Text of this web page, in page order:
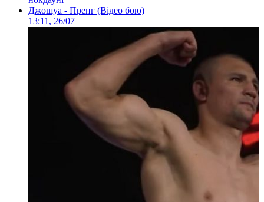
Джошуа - Пренг (Відео бою)
13:11, 26/07